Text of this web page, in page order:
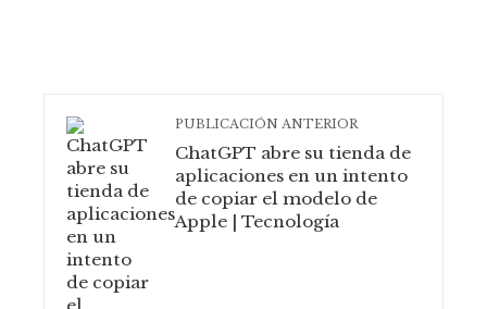
PUBLICACIÓN ANTERIOR
ChatGPT abre su tienda de
aplicaciones en un intento
de copiar el modelo de
Apple | Tecnología